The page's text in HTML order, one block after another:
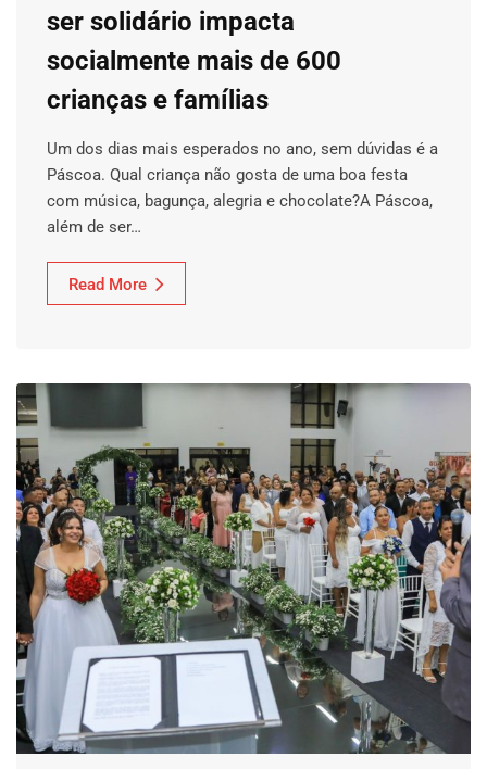
ser solidário impacta
socialmente mais de 600
crianças e famílias
Um dos dias mais esperados no ano, sem dúvidas é a
Páscoa. Qual criança não gosta de uma boa festa
com música, bagunça, alegria e chocolate?A Páscoa,
além de ser…
Read More